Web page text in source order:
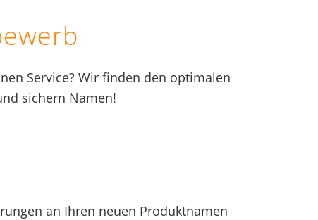
Service? Wir finden den optimalen
sichern Namen!
an Ihren neuen Produktnamen